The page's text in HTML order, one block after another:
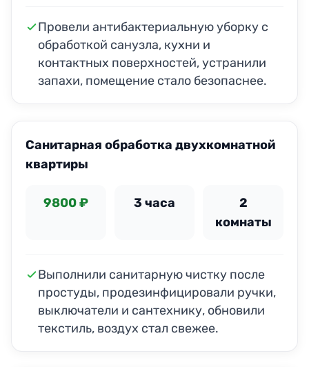
Провели антибактериальную уборку с
обработкой санузла, кухни и
контактных поверхностей, устранили
запахи, помещение стало безопаснее.
Санитарная обработка двухкомнатной
квартиры
9800 ₽ 3 часа
2
комнаты
Выполнили санитарную чистку после
простуды, продезинфицировали ручки,
выключатели и сантехнику, обновили
текстиль, воздух стал свежее.